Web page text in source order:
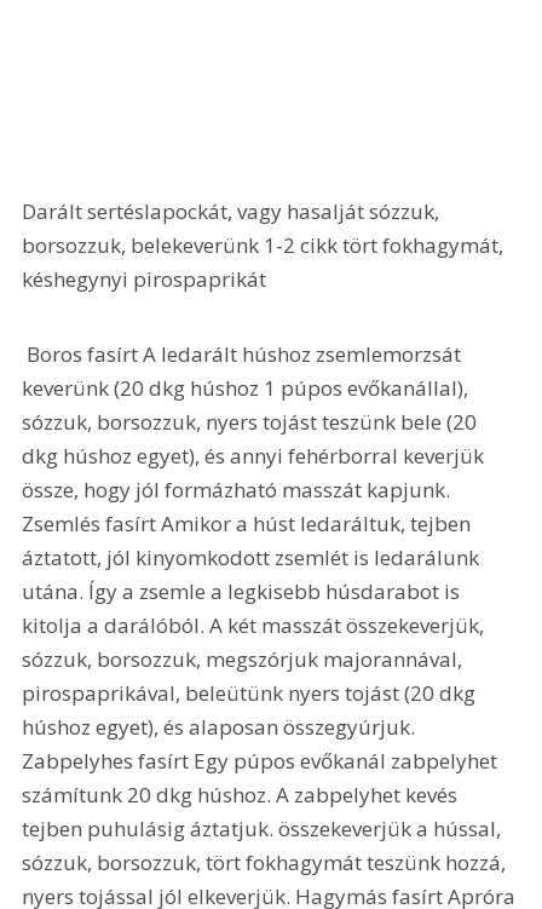
Darált sertéslapockát, vagy hasalját sózzuk,
borsozzuk, belekeverünk 1-2 cikk tört fokhagymát,
késhegynyi pirospaprikát
keverünk (20 dkg húshoz 1 púpos evőkanállal),
sózzuk, borsozzuk, nyers tojást teszünk bele (20
dkg húshoz egyet), és annyi fehérborral keverjük
össze, hogy jól formázható masszát kapjunk.
Zsemlés fasírt Amikor a húst ledaráltuk, tejben
áztatott, jól kinyomkodott zsemlét is ledarálunk
utána. Így a zsemle a legkisebb húsdarabot is
kitolja a darálóból. A két masszát összekeverjük,
sózzuk, borsozzuk, megszórjuk majorannával,
pirospaprikával, beleütünk nyers tojást (20 dkg
húshoz egyet), és alaposan összegyúrjuk.
Zabpelyhes fasírt Egy púpos evőkanál zabpelyhet
számítunk 20 dkg húshoz. A zabpelyhet kevés
tejben puhulásig áztatjuk. összekeverjük a hússal,
sózzuk, borsozzuk, tört fokhagymát teszünk hozzá,
nyers tojással jól elkeverjük. Hagymás fasírt Apróra